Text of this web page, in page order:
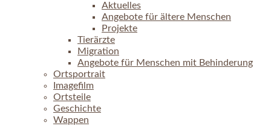
Aktuelles
Angebote für ältere Menschen
Projekte
Tierärzte
Migration
Angebote für Menschen mit Behinderung
Ortsportrait
Imagefilm
Ortsteile
Geschichte
Wappen